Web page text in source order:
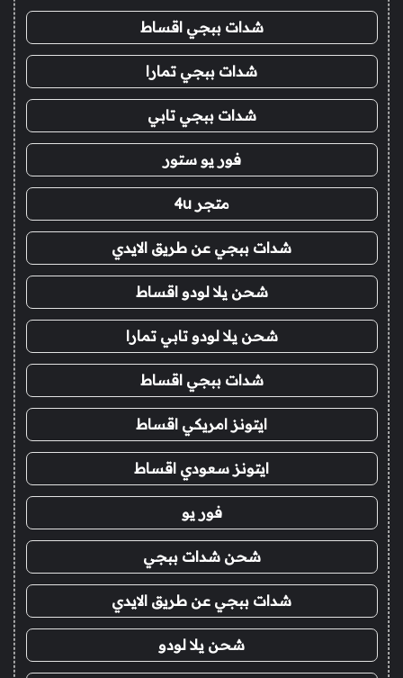
شدات ببجي اقساط
شدات ببجي تمارا
شدات ببجي تابي
فور يو ستور
متجر 4u
شدات ببجي عن طريق الايدي
شحن يلا لودو اقساط
شحن يلا لودو تابي تمارا
شدات ببجي اقساط
ايتونز امريكي اقساط
ايتونز سعودي اقساط
فور يو
شحن شدات ببجي
شدات ببجي عن طريق الايدي
شحن يلا لودو